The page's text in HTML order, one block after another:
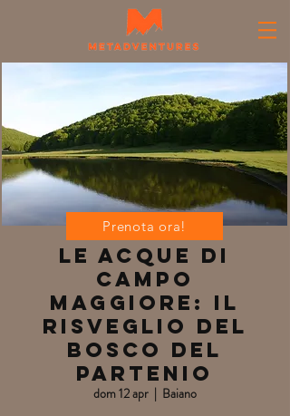
Le acque di
Campo
Maggiore: il
risveglio del
bosco del
Partenio
dom 12 apr
  |
Baiano
Prenota ora!